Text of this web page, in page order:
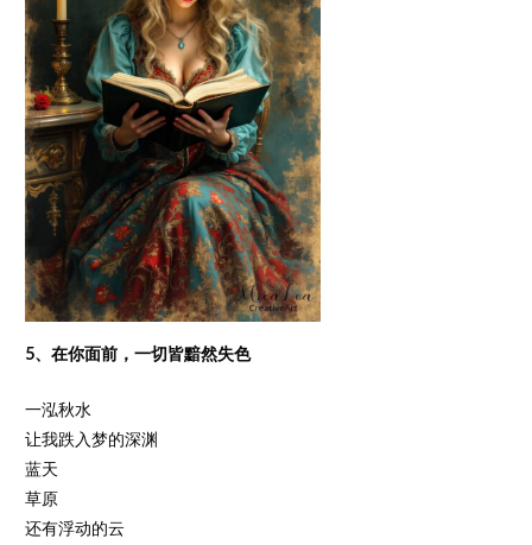
5、在你面前，一切皆黯然失色
一泓秋水
让我跌入梦的深渊
蓝天
草原
还有浮动的云